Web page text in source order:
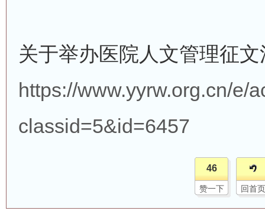
关于举办医院人文管理征
https://www.yyrw.org.cn/e/
classid=5&id=6457
46
赞一下 回首页